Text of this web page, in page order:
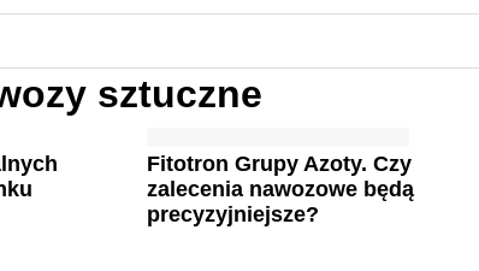
sztuczne
Fitotron Grupy Azoty. Czy
zalecenia nawozowe będą
precyzyjniejsze?